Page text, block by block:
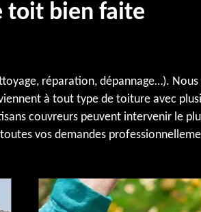
toit bien faite
réparation, dépannage…).
à tout type de toiture avec
couvreurs peuvent intervenir le
vos demandes